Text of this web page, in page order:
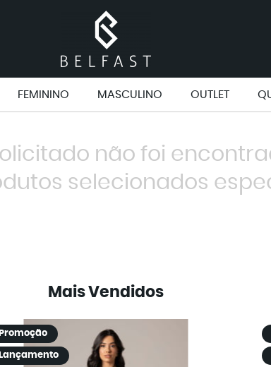
FEMININO MASCULINO OUTLET
não foi
selecionados
Mais Vendidos
Promoção
Lançamento